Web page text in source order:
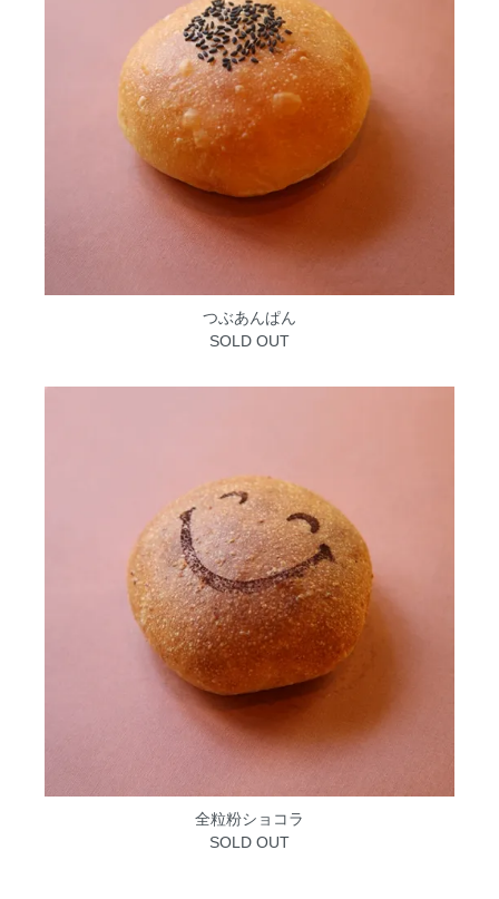
つぶあんぱん
SOLD OUT
全粒粉ショコラ
SOLD OUT